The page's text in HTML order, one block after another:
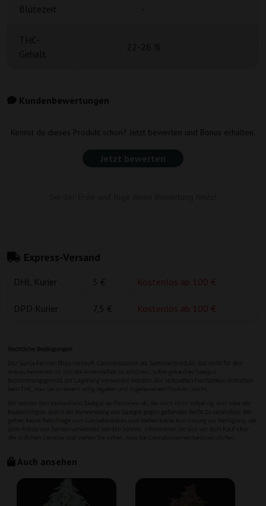
Blütezeit -
Kundenbewertungen
Kennst du dieses Produkt schon? Jetzt bewerten und Bonus erhalten.
Jetzt bewerten
Express-Versand
DHL Kurier 5 € Kostenlos ab 100 €
DPD Kurier 7,5 € Kostenlos ab 100 €
Auch ansehen